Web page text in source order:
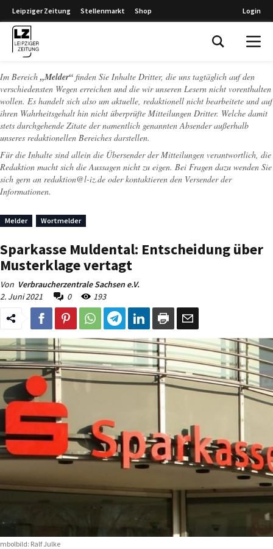
Leipziger Zeitung Stellenmarkt Shop Login
Im Bereich „Melder“ finden Sie Inhalte Dritter, die uns tagtäglich auf den
verschiedensten Wegen erreichen und die wir unseren Lesern nicht vorenthalten
wollen. Es handelt sich also um aktuelle, redaktionell nicht bearbeitete und auf
ihren Wahrheitsgehalt hin nicht überprüfte Mitteilungen Dritter. Welche damit
stets durchgehende Zitate der namentlich genannten Absender außerhalb
unseres redaktionellen Bereiches darstellen.
Für die Inhalte sind allein die Übersender der Mitteilungen verantwortlich, die
Redaktion macht sich die Aussagen nicht zu eigen. Bei Fragen dazu wenden Sie
sich gern an redaktion@l-iz.de oder kontaktieren den Versender der
Informationen.
Melder Wortmelder
Sparkasse Muldental: Entscheidung über
Musterklage vertagt
Von Verbraucherzentrale Sachsen e.V.
2. Juni 2021
0 193
Ralf Julke